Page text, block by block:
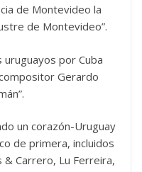
de Montevideo la
de Montevideo”.
uruguayos por Cuba
Gerardo
un corazón-Uruguay
de primera, incluidos
Carrero, Lu Ferreira,